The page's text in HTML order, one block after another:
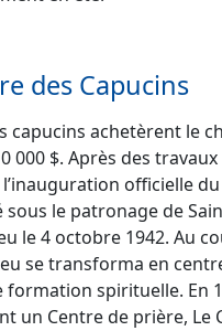
des Capucins
capucins achetèrent le
000 $. Après des travaux
officielle du
sous le patronage de
le 4 octobre 1942. Au
se transforma en
formation spirituelle. En
un Centre de prière, Le